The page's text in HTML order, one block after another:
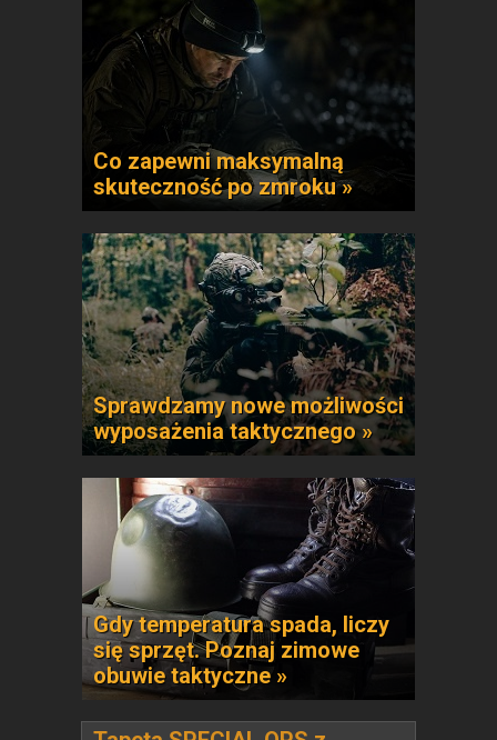
Co zapewni maksymalną
skuteczność po zmroku »
Sprawdzamy nowe możliwości
wyposażenia taktycznego »
Gdy temperatura spada, liczy
się sprzęt. Poznaj zimowe
obuwie taktyczne »